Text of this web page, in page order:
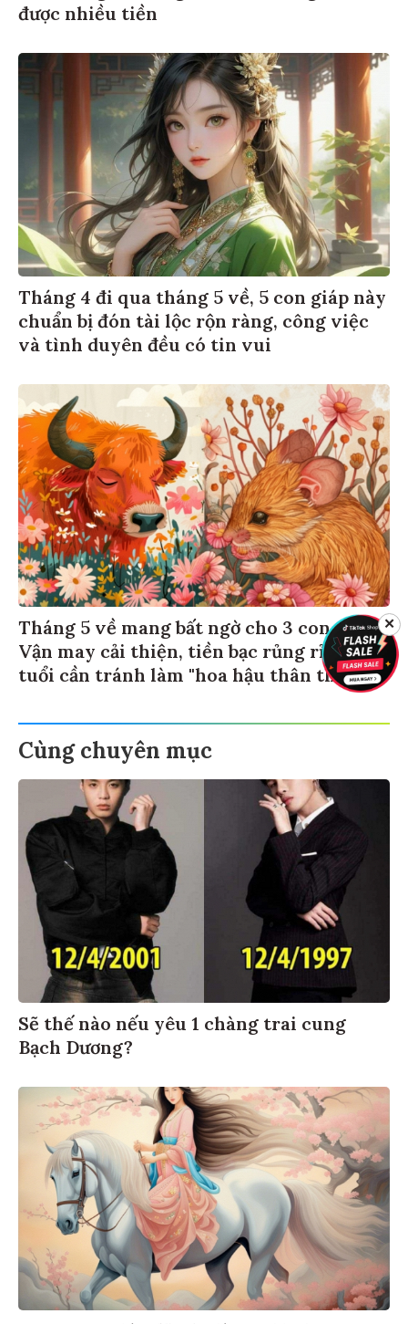
được nhiều tiền
Tháng 4 đi qua tháng 5 về, 5 con giáp này
chuẩn bị đón tài lộc rộn ràng, công việc
và tình duyên đều có tin vui
Tháng 5 về mang bất ngờ cho 3 con giáp:
Vận may cải thiện, tiền bạc rủng rỉnh, có
tuổi cần tránh làm "hoa hậu thân thiện"
Cùng chuyên mục
Sẽ thế nào nếu yêu 1 chàng trai cung
Bạch Dương?
✕